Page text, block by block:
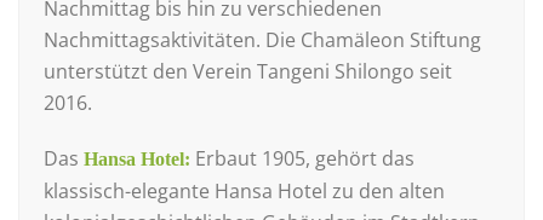
Nachmittag bis hin zu verschiedenen
Nachmittagsaktivitäten. Die Chamäleon Stiftung
unterstützt den Verein Tangeni Shilongo seit
2016.
Das Hansa Hotel: Erbaut 1905, gehört das
klassisch-elegante Hansa Hotel zu den alten